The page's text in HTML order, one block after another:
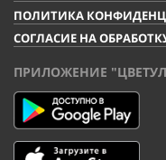
ПОЛИТИКА
СОГЛАСИЕ НА
ПРИЛОЖЕНИЕ